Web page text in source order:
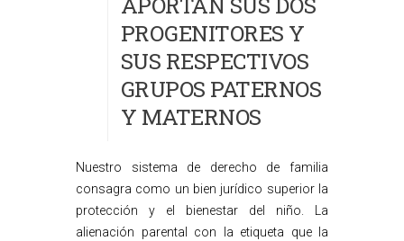
PROGENITORES Y
SUS RESPECTIVOS
GRUPOS PATERNOS
Y MATERNOS
Nuestro sistema de derecho de familia
consagra como un bien jurídico superior la
protección y el bienestar del niño. La
alienación parental con la etiqueta que la